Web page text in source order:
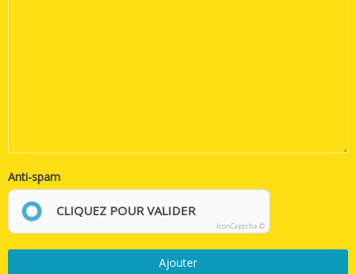
Anti-spam
CLIQUEZ POUR VALIDER
IconCaptcha ©
Ajouter